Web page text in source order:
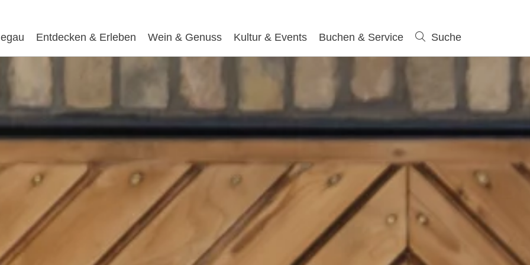
Entdecken & Erleben Wein & Genuss Kultur & Events Buchen & Service Suche